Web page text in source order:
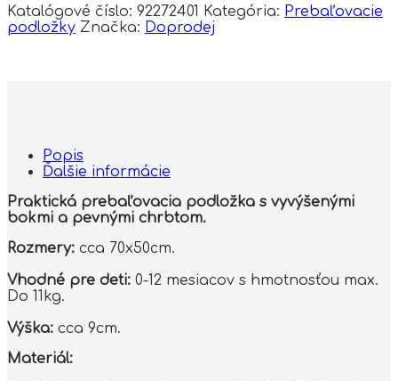
Katalógové číslo: 92272401 Kategória: Prebaľovacie
podložky Značka: Doprodej
Popis
Ďalšie informácie
Praktická prebaľovacia podložka s vyvýšenými
bokmi a pevnými chrbtom.
Rozmery: cca 70x50cm.
Vhodné pre deti: 0-12 mesiacov s hmotnosťou max.
Do 11kg.
Výška: cca 9cm.
Materiál: